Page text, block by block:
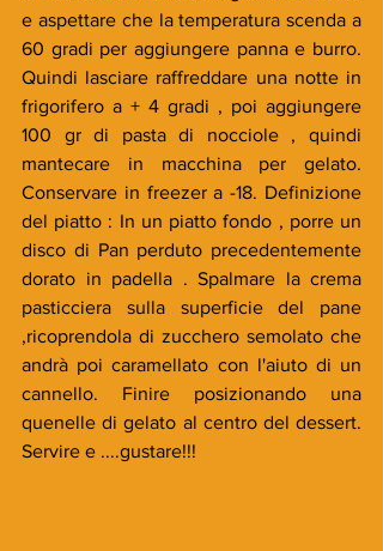
e aspettare che la temperatura scenda a
60 gradi per aggiungere panna e burro.
Quindi lasciare raffreddare una notte in
frigorifero a + 4 gradi , poi aggiungere
100 gr di pasta di nocciole , quindi
mantecare in macchina per gelato.
Conservare in freezer a -18. Definizione
del piatto : In un piatto fondo , porre un
disco di Pan perduto precedentemente
dorato in padella . Spalmare la crema
pasticciera sulla superficie del pane
,ricoprendola di zucchero semolato che
andrà poi caramellato con l'aiuto di un
cannello. Finire posizionando una
quenelle di gelato al centro del dessert.
Servire e ....gustare!!!